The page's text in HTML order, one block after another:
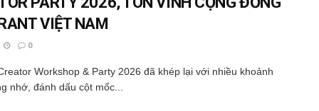
VIỆT NAM
0
Workshop & Party 2026 đã khép lại với nhiều khoảnh
nhớ, đánh dấu cột mốc...